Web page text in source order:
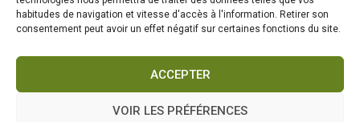
habitudes de navigation et vitesse d'accès à l'information. Retirer son
consentement peut avoir un effet négatif sur certaines fonctions du site.
ACCEPTER
VOIR LES PRÉFÉRENCES